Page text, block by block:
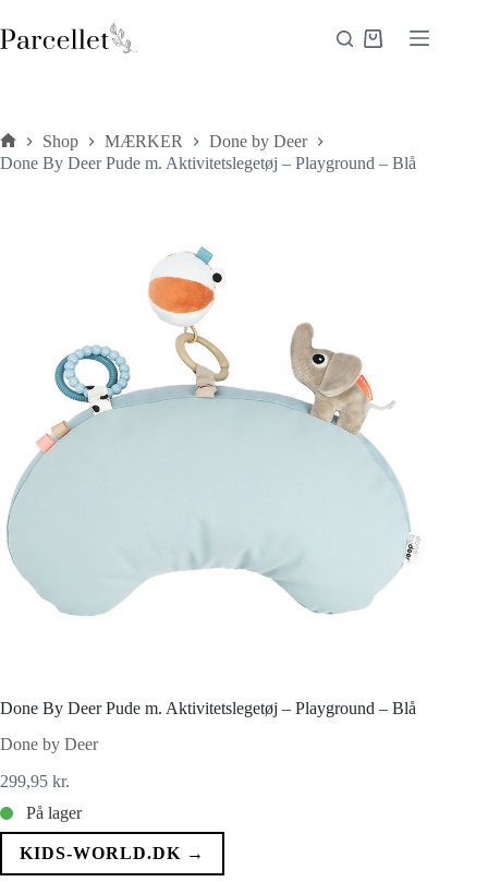
til
indhold
Indkøbskurv
Forside
Shop MÆRKER
Done by Deer
Done By Deer Pude m. Aktivitetslegetøj – Playground – Blå
Done By Deer Pude m. Aktivitetslegetøj – Playground – Blå
Done by Deer
299,95 kr.
På lager
KIDS-WORLD.DK →